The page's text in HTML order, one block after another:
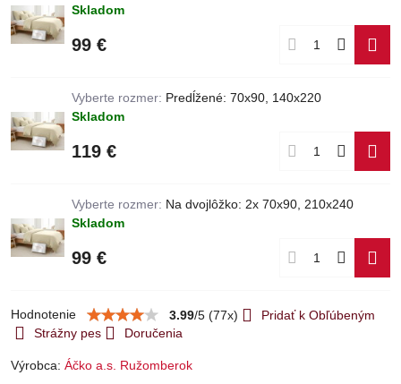
Skladom
99 €
Vyberte rozmer: Predĺžené: 70x90, 140x220
Skladom
119 €
Vyberte rozmer: Na dvojlôžko: 2x 70x90, 210x240
Skladom
99 €
Hodnotenie 3.99/5 (77x)
Pridať k Obľúbeným
Strážny pes
Doručenia
Výrobca: Áčko a.s. Ružomberok